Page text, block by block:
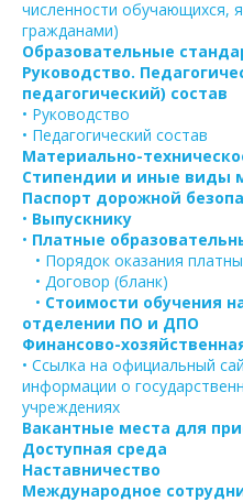
численности обучающихся,
гражданами)
Образовательные
Руководство.
педагогический) состав
• Руководство
• Педагогический состав
Материально-
Стипендии и иные виды
Паспорт дорожной
• Выпускнику
• Платные
• Порядок оказания
• Договор (бланк)
• Стоимости обучения
отделении ПО и ДПО
Финансово-
• Ссылка на официальный
информации о
учреждениях
Вакантные места для
Доступная среда
Наставничество
Международное